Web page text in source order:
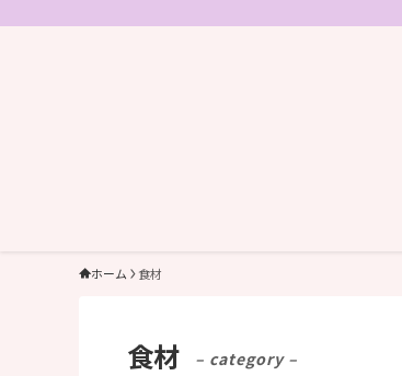
ホーム 食材
食材 – category –